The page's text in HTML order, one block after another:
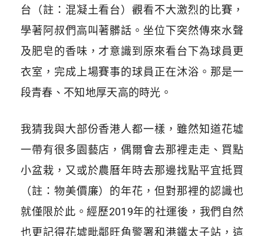
台 （註：混凝土看台）觀看不大激烈的比賽，
學著阿叔們高叫著髒話。坐位下突然傳來水聲
及肥皂的香味，才意識到原來看台下為球員更
衣室，完成上場賽事的球員正在沐浴。那是一
段青春、不知地厚天高的時光。
我猜我與大部份香港人都一樣，雖然知道花墟
一帶有很多園藝店，偶爾會去那裡走走、買點
小盆栽，又或於農曆年時去那邊找點平宜抵買
（註：物美價廉）的年花，但對那裡的認識也
就僅限於此。經歷2019年的社運後，我們自然
也更記得花墟毗鄰旺角警署和港鐵太子站，這